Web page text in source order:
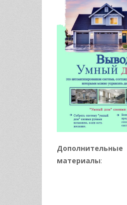
Дополнительные
материалы: